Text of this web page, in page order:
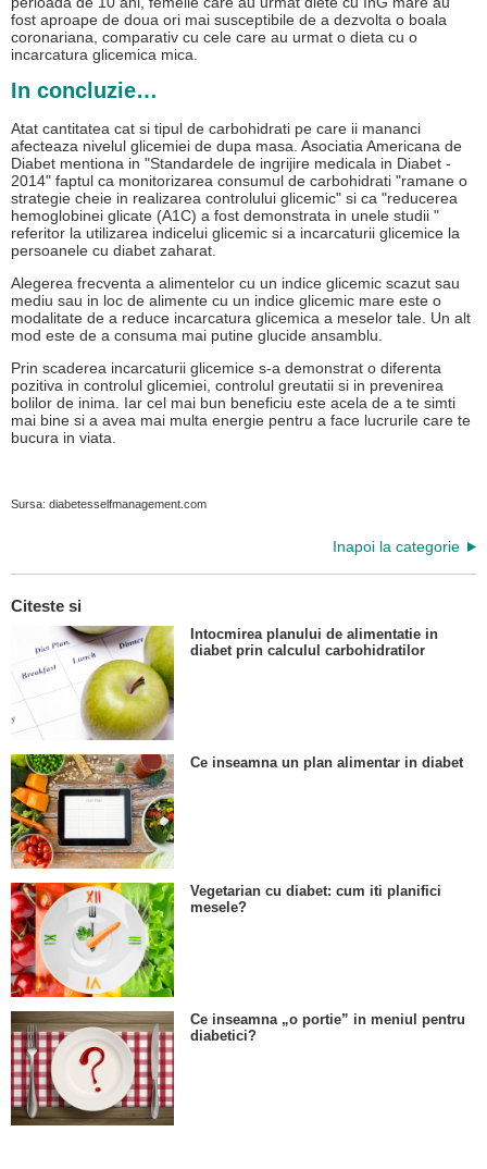
fost aproape de doua ori mai susceptibile de a dezvolta o boala
coronariana, comparativ cu cele care au urmat o dieta cu o
incarcatura glicemica mica.
In concluzie…
Atat cantitatea cat si tipul de carbohidrati pe care ii mananci
afecteaza nivelul glicemiei de dupa masa. Asociatia Americana de
Diabet mentiona in "Standardele de ingrijire medicala in Diabet -
2014" faptul ca monitorizarea consumul de carbohidrati "ramane o
strategie cheie in realizarea controlului glicemic" si ca "reducerea
hemoglobinei glicate (A1C) a fost demonstrata in unele studii "
referitor la utilizarea indicelui glicemic si a incarcaturii glicemice la
persoanele cu diabet zaharat.
Alegerea frecventa a alimentelor cu un indice glicemic scazut sau
mediu sau in loc de alimente cu un indice glicemic mare este o
modalitate de a reduce incarcatura glicemica a meselor tale. Un alt
mod este de a consuma mai putine glucide ansamblu.
Prin scaderea incarcaturii glicemice s-a demonstrat o diferenta
pozitiva in controlul glicemiei, controlul greutatii si in prevenirea
bolilor de inima. Iar cel mai bun beneficiu este acela de a te simti
mai bine si a avea mai multa energie pentru a face lucrurile care te
bucura in viata.
Sursa: diabetesselfmanagement.com
Inapoi la categorie
Citeste si
Intocmirea planului de alimentatie in
diabet prin calculul carbohidratilor
Ce inseamna un plan alimentar in diabet
Vegetarian cu diabet: cum iti planifici
mesele?
Ce inseamna „o portie” in meniul pentru
diabetici?